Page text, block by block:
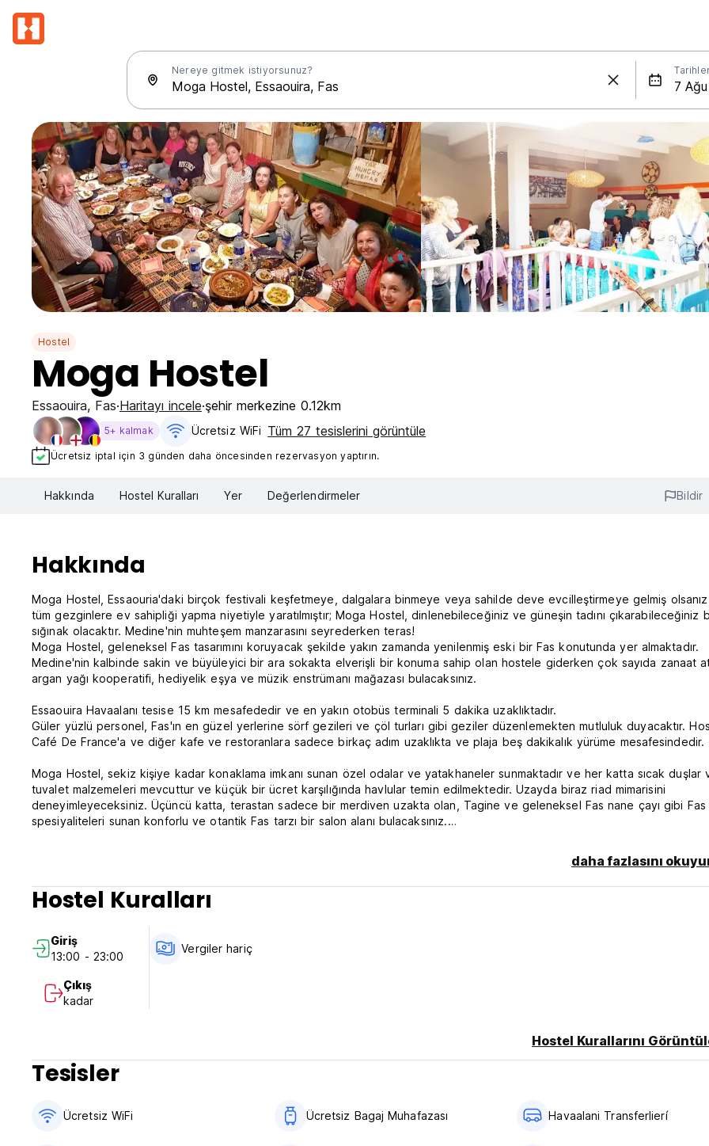
Nereye gitmek istiyorsunuz?
Hostel
Moga Hostel
Essaouira, Fas Haritayı incele şehir merkezine 0.12km
5+ kalmak Ücretsiz WiFi Tüm 27 tesislerini görüntüle
Ücretsiz iptal için 3 günden daha öncesinden rezervasyon yaptırın.
Hakkında Hostel Kuralları Yer Değerlendirmeler Bildir
Hakkında
Moga Hostel, Essaouria'daki birçok festivali keşfetmeye, dalgalara binmeye veya sahilde deve evcilleştirmeye gelmiş
tüm gezginlere ev sahipliği yapma niyetiyle yaratılmıştır; Moga Hostel, dinlenebileceğiniz ve güneşin tadını çıkarabileceğiniz
sığınak olacaktır. Medine'nin muhteşem manzarasını seyrederken teras!
Moga Hostel, geleneksel Fas tasarımını koruyacak şekilde yakın zamanda yenilenmiş eski bir Fas konutunda yer almaktadır.
Medine'nin kalbinde sakin ve büyüleyici bir ara sokakta elverişli bir konuma sahip olan hostele giderken çok sayıda zanaat
argan yağı kooperatifi, hediyelik eşya ve müzik enstrümanı mağazası bulacaksınız.
Essaouira Havaalanı tesise 15 km mesafededir ve en yakın otobüs terminali 5 dakika uzaklıktadır.
Güler yüzlü personel, Fas'ın en güzel yerlerine sörf gezileri ve çöl turları gibi geziler düzenlemekten mutluluk duyacaktır.
Café De France'a ve diğer kafe ve restoranlara sadece birkaç adım uzaklıkta ve plaja beş dakikalık yürüme mesafesindedir.
Moga Hostel, sekiz kişiye kadar konaklama imkanı sunan özel odalar ve yatakhaneler sunmaktadır ve her katta sıcak duşlar
tuvalet malzemeleri mevcuttur ve küçük bir ücret karşılığında havlular temin edilmektedir. Uzayda biraz riad mimarisini
deneyimleyeceksiniz. Üçüncü katta, terastan sadece bir merdiven uzakta olan, Tagine ve geleneksel Fas nane çayı gibi Fas
spesiyaliteleri sunan konforlu ve otantik Fas tarzı bir salon alanı bulacaksınız.
Birinci katta iki adet 8 yataklı yatakhane ve iki farklı özel oda, 1 adet ikiz oda ve diğeri çift kişilik oda bulunmaktadır.
İkinci kat birinci katın aynısına sahiptir; üçüncü kat ise konukların oturup dinlenebileceği birçok portre ile süslenmiş açık bir
En üst kat, konukların eski şehir ve okyanus manzarasının keyfini çıkarabileceği büyülü bir çatı terasıdır!
İptal politikası: Varıştan 2 gün önce.
13:00-23:00 saatleri arasında check-in yapın.
07:00-12:00 saatleri arasında check-out yapın.
Vergiler dahil değildir - konaklama vergisi kişi başı gecelik 2,50 EUR'dur.
Kahvaltı dahil.
daha fazlasını
Hostel Kuralları
Giriş
13:00 - 23:00
Çıkış
kadar
Vergiler hariç
Hostel Kurallarını
Tesisler
Ücretsiz WiFi Ücretsiz Bagaj Muhafazası Havaalani Transferlierí